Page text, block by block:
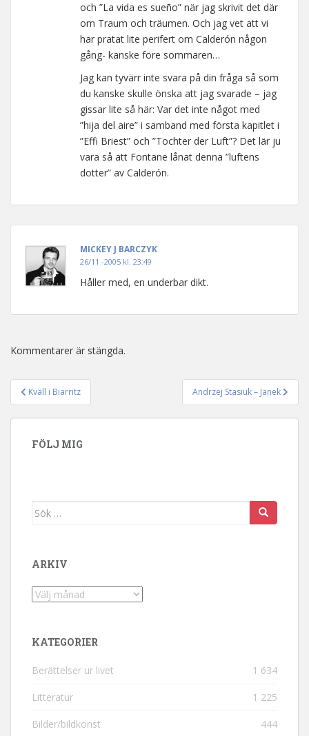
och ”La vida es sueño” när jag skrivit det där
om Traum och träumen. Och jag vet att vi
har pratat lite perifert om Calderón någon
gång- kanske före sommaren…
Jag kan tyvärr inte svara på din fråga så som
du kanske skulle önska att jag svarade – jag
gissar lite så här: Var det inte något med
”hija del aire” i samband med första kapitlet i
”Effi Briest” och ”Tochter der Luft”? Det lär ju
vara så att Fontane lånat denna ”luftens
dotter” av Calderón.
MICKEY J BARCZYK
26/11 -2005 kl. 23:49
Håller med, en underbar dikt.
Kommentarer är stängda.
Inläggsnavigering
Kväll i Biarritz Andrzej Stasiuk – Janek
FÖLJ MIG
Sök efter:
ARKIV
Arkiv
KATEGORIER
Berättelser ur livet 1 634
Litteratur 1 225
Bilder/bildkonst 444